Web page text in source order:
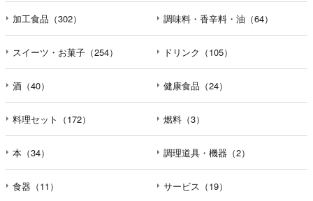
加工食品（302） 調味料・香辛料・油（64）
スイーツ・お菓子（254） ドリンク（105）
酒（40） 健康食品（24）
料理セット（172） 燃料（3）
本（34） 調理道具・機器（2）
食器（11） サービス（19）